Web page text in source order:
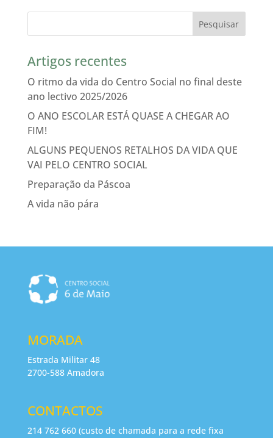
Artigos recentes
O ritmo da vida do Centro Social no final deste
ano lectivo 2025/2026
O ANO ESCOLAR ESTÁ QUASE A CHEGAR AO
FIM!
ALGUNS PEQUENOS RETALHOS DA VIDA QUE
VAI PELO CENTRO SOCIAL
Preparação da Páscoa
A vida não pára
MORADA
Estrada Militar 48
2700-588 Amadora
CONTACTOS
214 762 660 (custo de chamada para a rede fixa